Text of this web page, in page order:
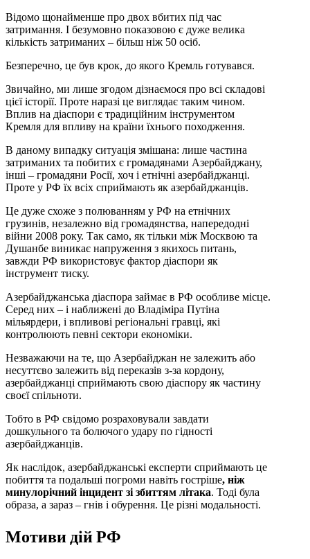
Відомо щонайменше про двох вбитих під час
затримання. І безумовно показовою є дуже велика
кількість затриманих – більш ніж 50 осіб.
Безперечно, це був крок, до якого Кремль готувався.
Звичайно, ми лише згодом дізнаємося про всі складові
цієї історії. Проте наразі це виглядає таким чином.
Вплив на діаспори є традиційним інструментом
Кремля для впливу на країни їхнього походження.
В даному випадку ситуація змішана: лише частина
затриманих та побитих є громадянами Азербайджану,
інші – громадяни Росії, хоч і етнічні азербайджанці.
Проте у РФ їх всіх сприймають як азербайджанців.
Це дуже схоже з полюванням у РФ на етнічних
грузинів, незалежно від громадянства, напередодні
війни 2008 року. Так само, як тільки між Москвою та
Душанбе виникає напруження з якихось питань,
завжди РФ використовує фактор діаспори як
інструмент тиску.
Азербайджанська діаспора займає в РФ особливе місце.
Серед них – і наближені до Владіміра Путіна
мільярдери, і впливові регіональні гравці, які
контролюють певні сектори економіки.
Незважаючи на те, що Азербайджан не залежить або
несуттєво залежить від переказів з-за кордону,
азербайджанці сприймають свою діаспору як частину
своєї спільноти.
Тобто в РФ свідомо розраховували завдати
дошкульного та болючого удару по гідності
азербайджанців.
Як наслідок, азербайджанські експерти сприймають це
побиття та подальші погроми навіть гостріше, ніж
минулорічний інцидент зі збиттям літака. Тоді була
образа, а зараз – гнів і обурення. Це різні модальності.
Мотиви дій РФ